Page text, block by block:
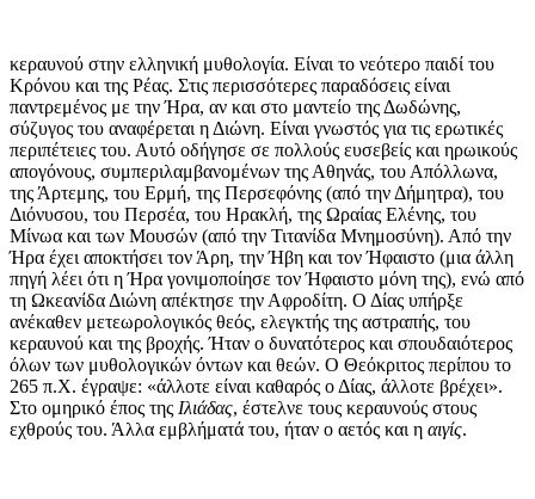
κεραυνού στην ελληνική μυθολογία. Είναι το νεότερο παιδί του
Κρόνου και της Ρέας. Στις περισσότερες παραδόσεις είναι
παντρεμένος με την Ήρα, αν και στο μαντείο της Δωδώνης,
σύζυγος του αναφέρεται η Διώνη. Είναι γνωστός για τις ερωτικές
περιπέτειες του. Αυτό οδήγησε σε πολλούς ευσεβείς και ηρωικούς
απογόνους, συμπεριλαμβανομένων της Αθηνάς, του Απόλλωνα,
της Άρτεμης, του Ερμή, της Περσεφόνης (από την Δήμητρα), του
Διόνυσου, του Περσέα, του Ηρακλή, της Ωραίας Ελένης, του
Μίνωα και των Μουσών (από την Τιτανίδα Μνημοσύνη). Από την
Ήρα έχει αποκτήσει τον Άρη, την Ήβη και τον Ήφαιστο (μια άλλη
πηγή λέει ότι η Ήρα γονιμοποίησε τον Ήφαιστο μόνη της), ενώ από
τη Ωκεανίδα Διώνη απέκτησε την Αφροδίτη. Ο Δίας υπήρξε
ανέκαθεν μετεωρολογικός θεός, ελεγκτής της αστραπής, του
κεραυνού και της βροχής. Ήταν ο δυνατότερος και σπουδαιότερος
όλων των μυθολογικών όντων και θεών. Ο Θεόκριτος περίπου το
265 π.Χ. έγραψε: «άλλοτε είναι καθαρός ο Δίας, άλλοτε βρέχει».
Στο ομηρικό έπος της Ιλιάδας, έστελνε τους κεραυνούς στους
εχθρούς του. Άλλα εμβλήματά του, ήταν ο αετός και η αιγίς.